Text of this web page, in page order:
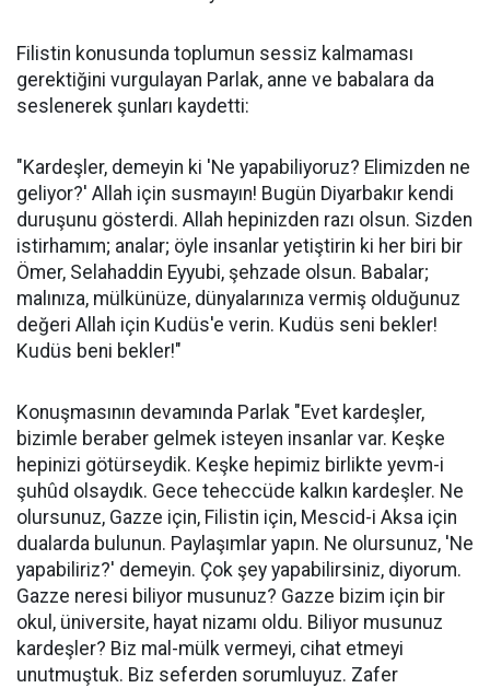
Filistin konusunda toplumun sessiz kalmaması
gerektiğini vurgulayan Parlak, anne ve babalara da
seslenerek şunları kaydetti:
"Kardeşler, demeyin ki 'Ne yapabiliyoruz? Elimizden ne
geliyor?' Allah için susmayın! Bugün Diyarbakır kendi
duruşunu gösterdi. Allah hepinizden razı olsun. Sizden
istirhamım; analar; öyle insanlar yetiştirin ki her biri bir
Ömer, Selahaddin Eyyubi, şehzade olsun. Babalar;
malınıza, mülkünüze, dünyalarınıza vermiş olduğunuz
değeri Allah için Kudüs'e verin. Kudüs seni bekler!
Kudüs beni bekler!"
Konuşmasının devamında Parlak "Evet kardeşler,
bizimle beraber gelmek isteyen insanlar var. Keşke
hepinizi götürseydik. Keşke hepimiz birlikte yevm-i
şuhûd olsaydık. Gece teheccüde kalkın kardeşler. Ne
olursunuz, Gazze için, Filistin için, Mescid-i Aksa için
dualarda bulunun. Paylaşımlar yapın. Ne olursunuz, 'Ne
yapabiliriz?' demeyin. Çok şey yapabilirsiniz, diyorum.
Gazze neresi biliyor musunuz? Gazze bizim için bir
okul, üniversite, hayat nizamı oldu. Biliyor musunuz
kardeşler? Biz mal-mülk vermeyi, cihat etmeyi
unutmuştuk. Biz seferden sorumluyuz. Zafer